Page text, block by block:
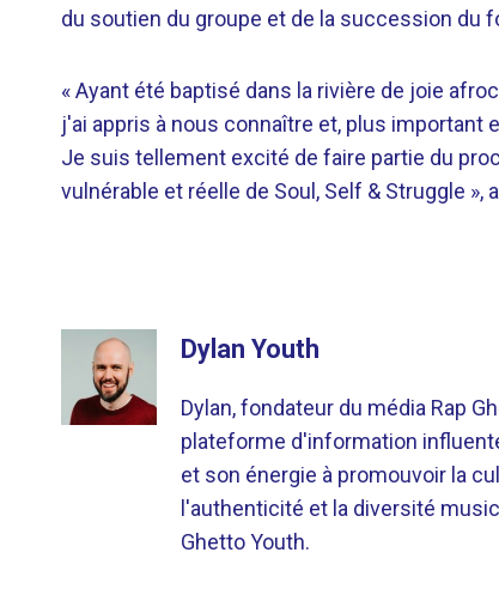
du soutien du groupe et de la succession du
« Ayant été baptisé dans la rivière de joie
j'ai appris à nous connaître et, plus
Je suis tellement excité de faire partie du
vulnérable et réelle de Soul, Self & Struggle »,
Dylan Youth
Dylan, fondateur du média Rap
plateforme d'information
et son énergie à promouvoir la
l'authenticité et la diversité
Ghetto Youth.